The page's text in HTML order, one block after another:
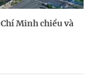
Minh chiều và